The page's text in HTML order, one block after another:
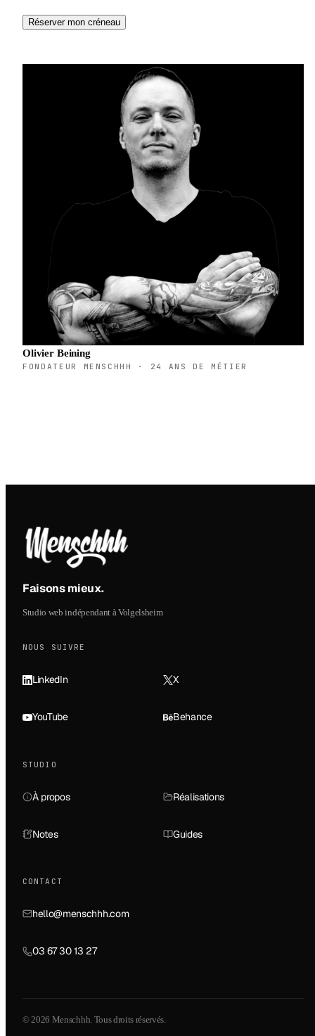
Réserver mon créneau
Olivier Beining
FONDATEUR MENSCHHH · 24 ANS DE MÉTIER
Faisons mieux.
Studio web indépendant à Volgelsheim
NOUS SUIVRE
LinkedIn X
YouTube Behance
STUDIO
À propos Réalisations
Notes Guides
CONTACT
hello@menschhh.com
03 67 30 13 27
© 2026 Menschhh. Tous droits réservés.